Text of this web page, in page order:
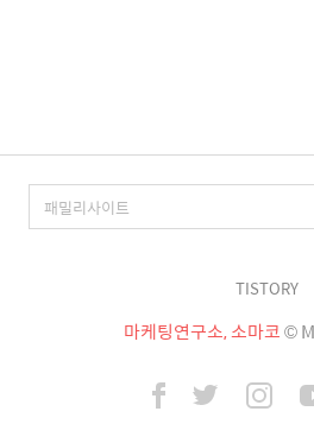
TISTORY
마케팅연구소, 소마코©